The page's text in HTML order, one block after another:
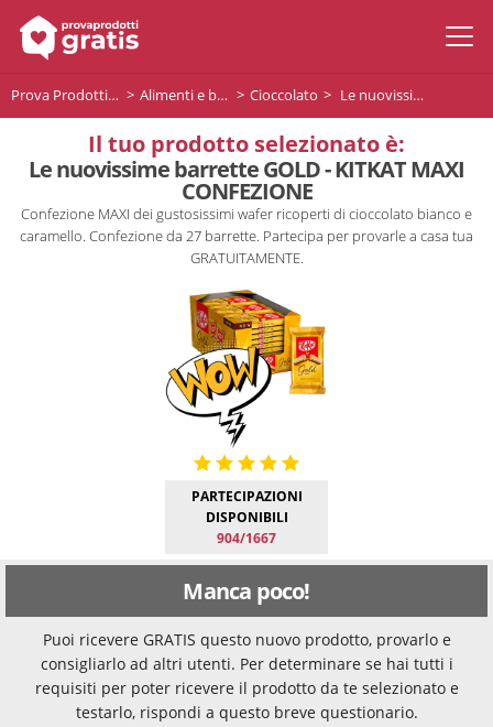
Prova Prodotti Gratis Alimenti e bevande Cioccolato Le nuovissime barrette GOLD - KITKAT MAXI CONFEZIONE
Il tuo prodotto selezionato è:
Le nuovissime barrette GOLD - KITKAT MAXI
CONFEZIONE
Confezione MAXI dei gustosissimi wafer ricoperti di cioccolato bianco e
caramello. Confezione da 27 barrette. Partecipa per provarle a casa tua
GRATUITAMENTE.
PARTECIPAZIONI
DISPONIBILI
904/1667
Manca poco!
Puoi ricevere GRATIS questo nuovo prodotto, provarlo e
consigliarlo ad altri utenti. Per determinare se hai tutti i
requisiti per poter ricevere il prodotto da te selezionato e
testarlo, rispondi a questo breve questionario.